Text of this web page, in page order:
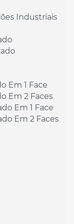
Industriais
Em 1 Face
Em 2 Faces
Em 1 Face
Em 2 Faces